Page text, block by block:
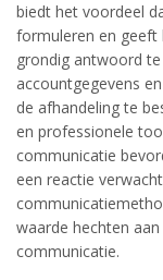
biedt het voordeel
formuleren en
grondig antwoord
accountgegevens
de afhandeling te
en professionele
communicatie
een reactie
waarde hechten
communicatie.